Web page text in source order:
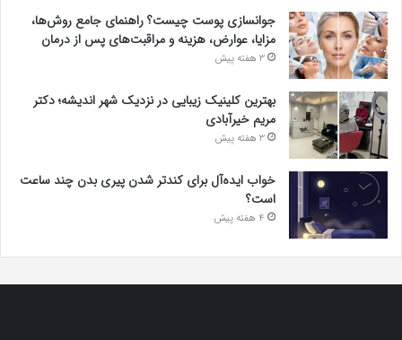
جوانسازی پوست چیست؟ راهنمای جامع روش‌ها،
مزایا، عوارض، هزینه و مراقبت‌های پس از درمان
3 هفته پیش
بهترین کلینیک زیبایی در نزدیک شهر اندیشه؛ دکتر
مریم خیرآبادی
3 هفته پیش
خواب ایده‌آل برای کندتر شدن پیری بدن چند ساعت
است؟
4 هفته پیش